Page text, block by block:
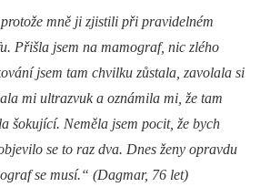
protože mně ji zjistili při pravidelném
Přišla jsem na mamograf, nic zlého
jsem tam chvilku zůstala, zavolala si
mi ultrazvuk a oznámila mi, že tam
šokující. Neměla jsem pocit, že bych
se to raz dva. Dnes ženy opravdu
se musí.“ (Dagmar, 76 let)